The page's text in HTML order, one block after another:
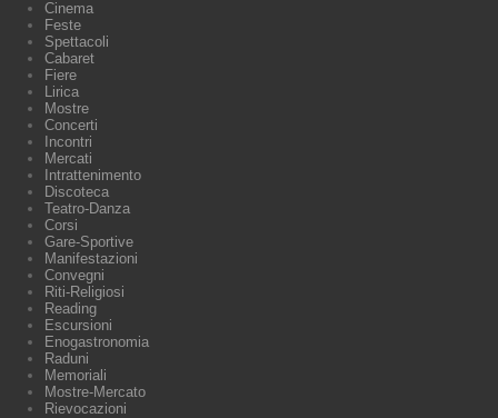
Cinema
Feste
Spettacoli
Cabaret
Fiere
Lirica
Mostre
Concerti
Incontri
Mercati
Intrattenimento
Discoteca
Teatro-Danza
Corsi
Gare-Sportive
Manifestazioni
Convegni
Riti-Religiosi
Reading
Escursioni
Enogastronomia
Raduni
Memoriali
Mostre-Mercato
Rievocazioni